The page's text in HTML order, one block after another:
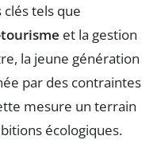
tels que
et la gestion
la jeune génération
par des contraintes
mesure un terrain
écologiques.